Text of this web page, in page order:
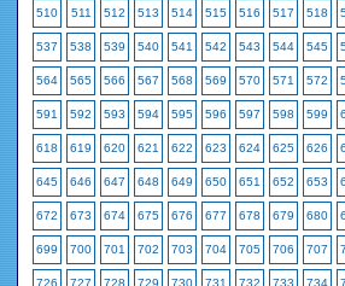
510 511 512 513 514 515 516 517 518
537 538 539 540 541 542 543 544 545
564 565 566 567 568 569 570 571 572
591 592 593 594 595 596 597 598 599
618 619 620 621 622 623 624 625 626
645 646 647 648 649 650 651 652 653
672 673 674 675 676 677 678 679 680
699 700 701 702 703 704 705 706 707
726 727 728 729 730 731 732 733 734